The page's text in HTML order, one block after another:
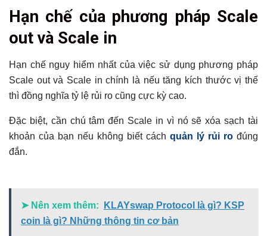
Hạn chế của phương pháp Scale
out và Scale in
Hạn chế nguy hiểm nhất của việc sử dụng phương pháp
Scale out và Scale in chính là nếu tăng kích thước vị thế
thì đồng nghĩa tỷ lệ rủi ro cũng cực kỳ cao.
Đặc biệt, cần chú tâm đến Scale in vì nó sẽ xóa sạch tài
khoản của bạn nếu không biết cách quản lý rủi ro đúng
đắn.
➤ Nên xem thêm:
KLAYswap Protocol là gì? KSP
coin là gì? Những thông tin cơ bản